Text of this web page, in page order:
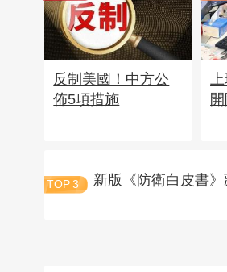
反制美國！中方公
佈5項措施
TOP 3 新版《防衛白皮書